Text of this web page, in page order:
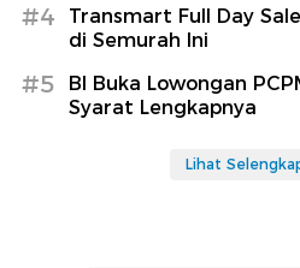
#4
Transmart Full Day
di Semurah Ini
#5
BI Buka Lowongan
Syarat Lengkapnya
Lihat